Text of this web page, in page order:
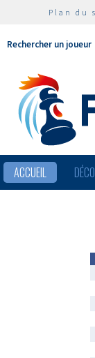
Plan du
Rechercher un joueur
ACCUEIL